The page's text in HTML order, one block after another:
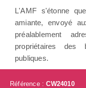
L'AMF s'étonne
amiante, envoyé
préalablement
propriétaires des
publiques.
Référence :CW24010